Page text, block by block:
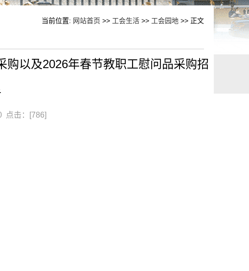
当前位置: 网站首页 >> 工会生活 >> 工会园地 >> 正文
以及2026年春节教职工慰问品采购招
点击：[786]